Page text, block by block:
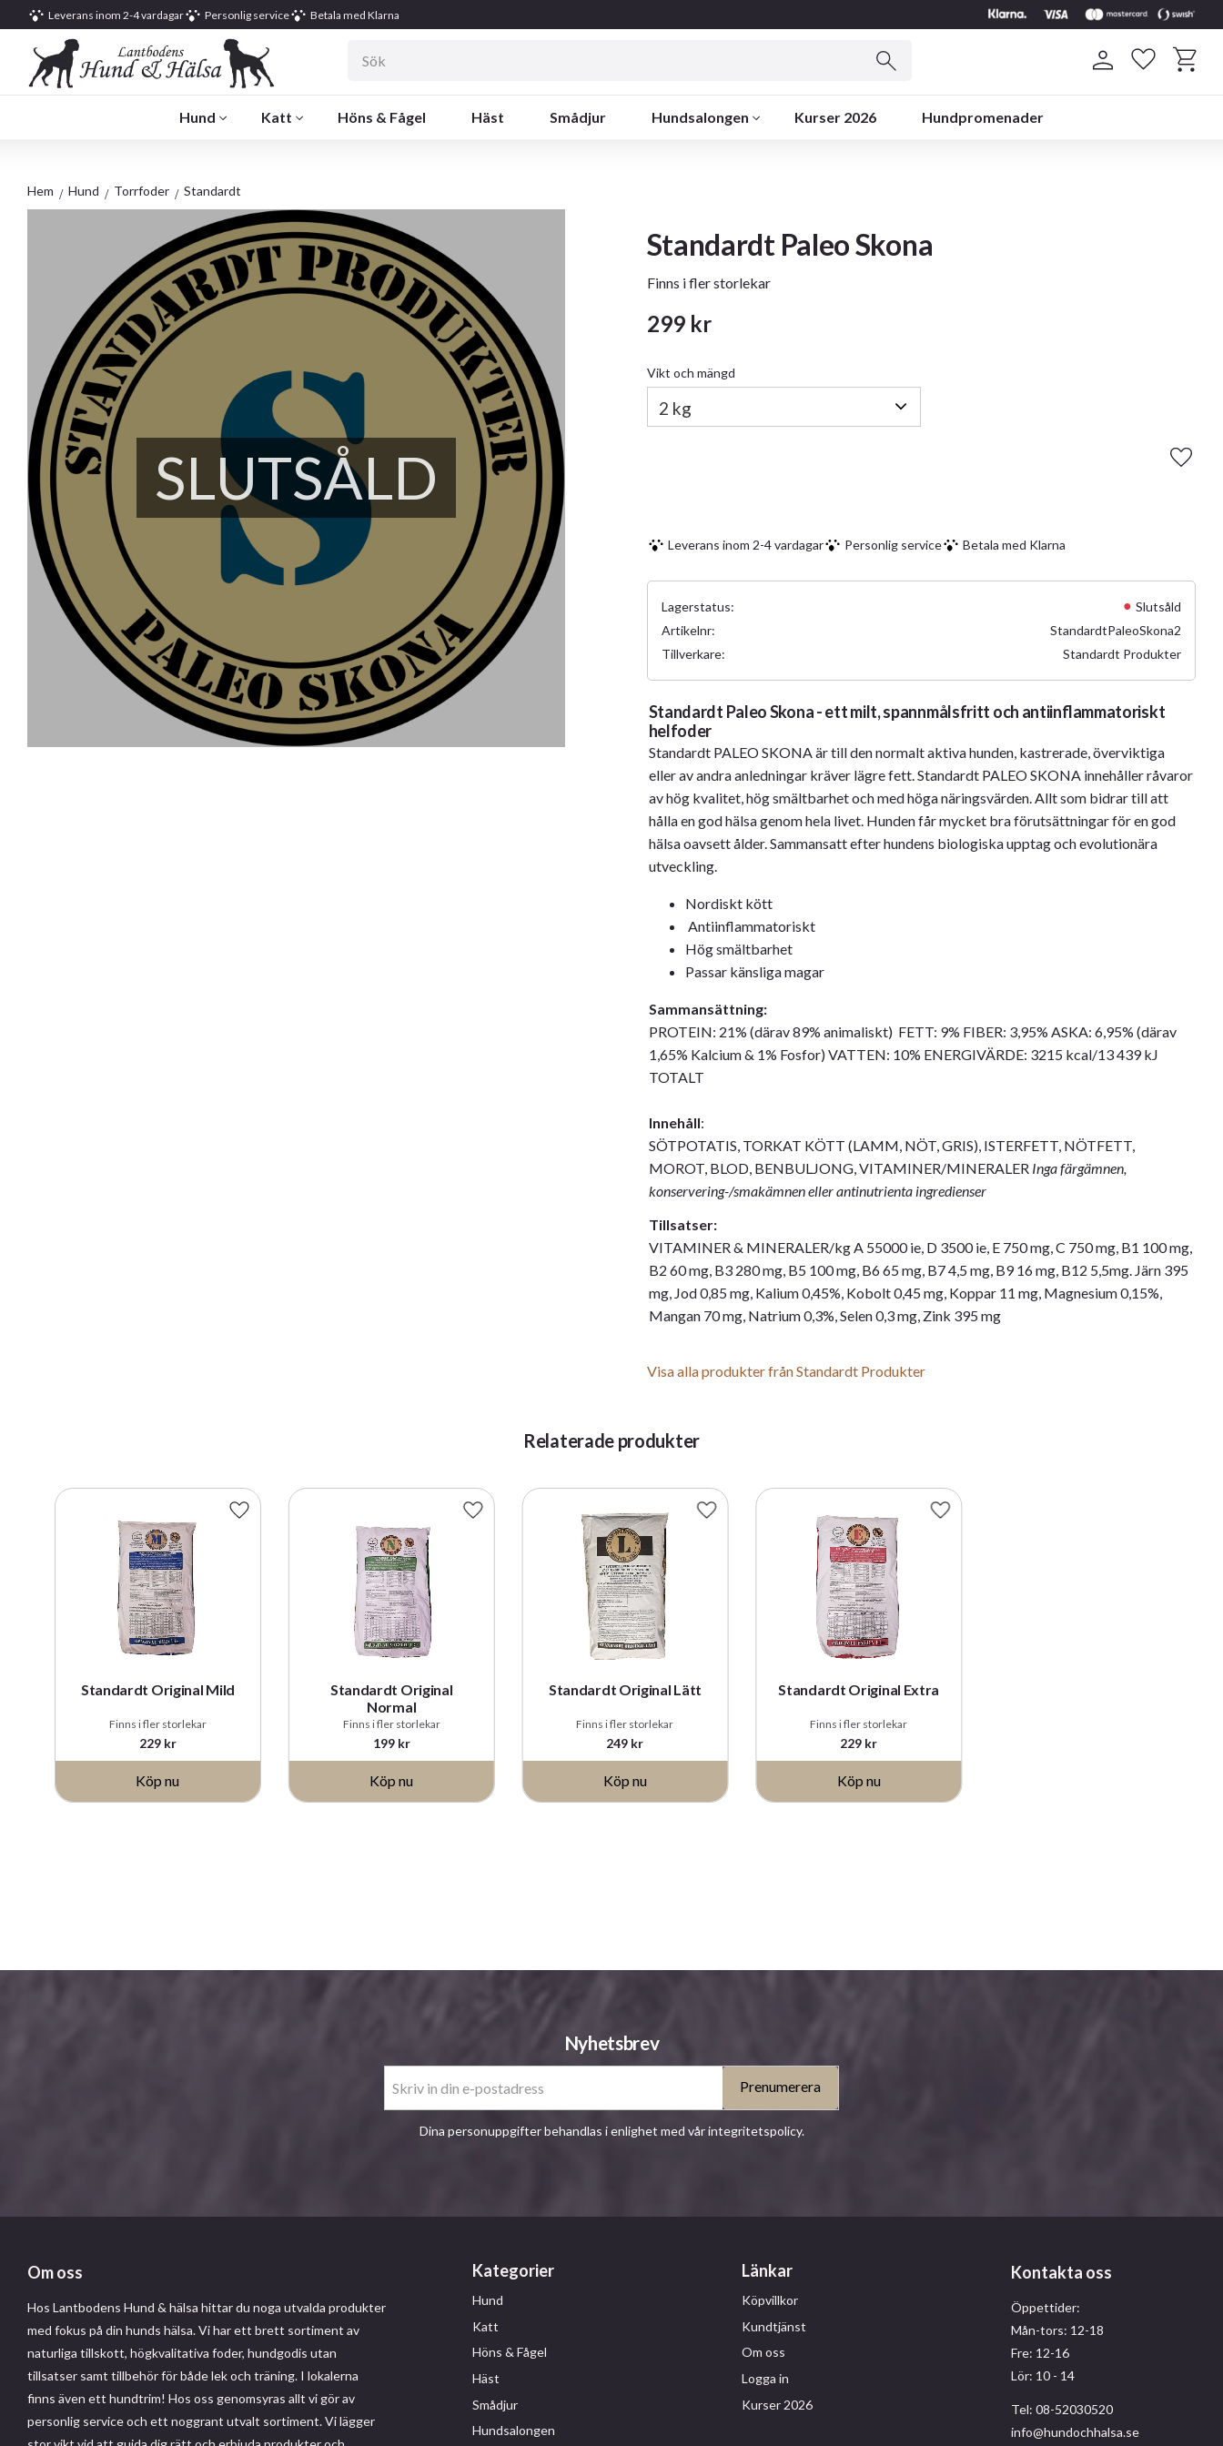
Leverans inom 2-4 vardagar Personlig service Betala med Klarna
Hund Katt Höns & Fågel Häst Smådjur Hundsalongen Kurser 2026 Hundpromenader
Favoriter
Hem Hund Torrfoder Standardt
SLUTSÅLD
Standardt Paleo Skona
Finns i fler storlekar
299kr
Vikt och mängd
Lägg
Leverans inom 2-4 vardagar Personlig service Betala med Klarna
Lagerstatus
Slutsåld
Artikelnr
StandardtPaleoSkona2
Tillverkare
Standardt Produkter
Standardt Paleo Skona - ett milt, spannmålsfritt och antiinflammatoriskt
helfoder
Standardt PALEO SKONA är till den normalt aktiva hunden, kastrerade, överviktiga
eller av andra anledningar kräver lägre fett. Standardt PALEO SKONA innehåller råvaror
av hög kvalitet, hög smältbarhet och med höga näringsvärden. Allt som bidrar till att
hålla en god hälsa genom hela livet. Hunden får mycket bra förutsättningar för en god
hälsa oavsett ålder. Sammansatt efter hundens biologiska upptag och evolutionära
utveckling.
Nordiskt kött
Antiinflammatoriskt
Hög smältbarhet
Passar känsliga magar
Sammansättning:
PROTEIN: 21% (därav 89% animaliskt) FETT: 9% FIBER: 3,95% ASKA: 6,95% (därav
1,65% Kalcium & 1% Fosfor) VATTEN: 10% ENERGIVÄRDE: 3215 kcal/13 439 kJ
TOTALT
Innehåll:
SÖTPOTATIS, TORKAT KÖTT (LAMM, NÖT, GRIS), ISTERFETT, NÖTFETT,
MOROT, BLOD, BENBULJONG, VITAMINER/MINERALER Inga färgämnen,
konservering-/smakämnen eller antinutrienta ingredienser
Tillsatser:
VITAMINER & MINERALER/kg A 55000 ie, D 3500 ie, E 750 mg, C 750 mg, B1 100 mg,
B2 60 mg, B3 280 mg, B5 100 mg, B6 65 mg, B7 4,5 mg, B9 16 mg, B12 5,5mg. Järn 395
mg, Jod 0,85 mg, Kalium 0,45%, Kobolt 0,45 mg, Koppar 11 mg, Magnesium 0,15%,
Mangan 70 mg, Natrium 0,3%, Selen 0,3 mg, Zink 395 mg
Visa alla produkter från Standardt Produkter
Relaterade produkter
Standardt Original Mild
Finns i fler storlekar
229kr
Lägg till i favoriter
Standardt Original
Normal
Finns i fler storlekar
199kr
Lägg till i favoriter
Standardt Original Lätt
Finns i fler storlekar
249 kr
Lägg till i favoriter
Standardt Original Extra
Finns i fler storlekar
229 kr
Lägg till i favoriter
Nyhetsbrev
Prenumerera
Dina personuppgifter behandlas i enlighet med vårintegritetspolicy.
Om oss
Hos Lantbodens Hund & hälsa hittar du noga utvalda produkter
med fokus på din hunds hälsa. Vi har ett brett sortiment av
naturliga tillskott, högkvalitativa foder, hundgodis utan
tillsatser samt tillbehör för både lek och träning. I lokalerna
finns även ett hundtrim! Hos oss genomsyras allt vi gör av
personlig service och ett noggrant utvalt sortiment. Vi lägger
Kategorier
Hund
Katt
Höns & Fågel
Häst
Smådjur
Hundsalongen
Länkar
Köpvillkor
Kundtjänst
Om oss
Logga in
Kurser 2026
Kontakta oss
Öppettider:
Mån-tors: 12-18
Fre: 12-16
Lör: 10 - 14
Tel: 08-52030520
info@hundochhalsa.se